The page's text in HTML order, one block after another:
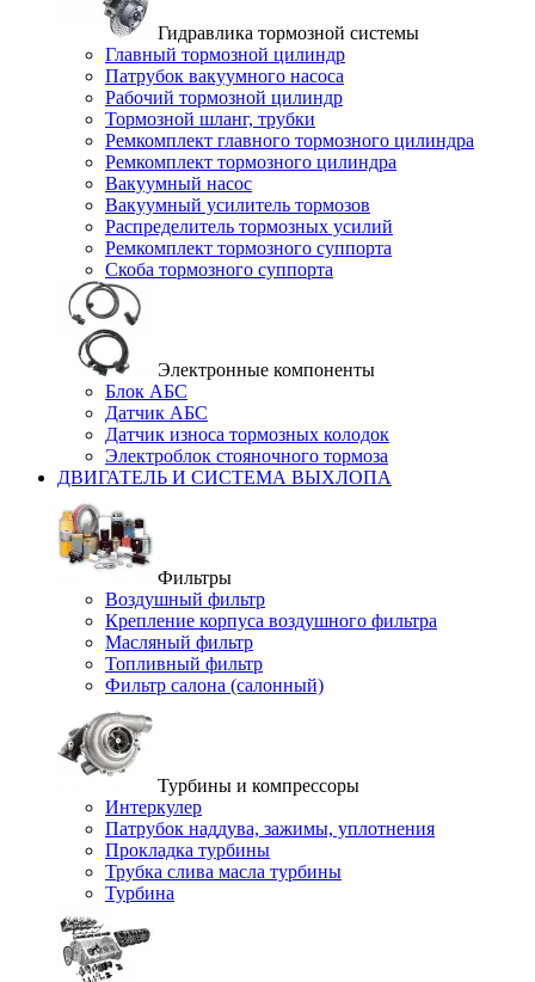
Гидравлика тормозной системы
Главный тормозной цилиндр
Патрубок вакуумного насоса
Рабочий тормозной цилиндр
Тормозной шланг, трубки
Ремкомплект главного тормозного цилиндра
Ремкомплект тормозного цилиндра
Вакуумный насос
Вакуумный усилитель тормозов
Распределитель тормозных усилий
Ремкомплект тормозного суппорта
Скоба тормозного суппорта
Электронные компоненты
Блок АБС
Датчик АБС
Датчик износа тормозных колодок
Электроблок стояночного тормоза
ДВИГАТЕЛЬ И СИСТЕМА ВЫХЛОПА
Фильтры
Воздушный фильтр
Крепление корпуса воздушного фильтра
Масляный фильтр
Топливный фильтр
Фильтр салона (салонный)
Турбины и компрессоры
Интеркулер
Патрубок наддува, зажимы, уплотнения
Прокладка турбины
Трубка слива масла турбины
Турбина